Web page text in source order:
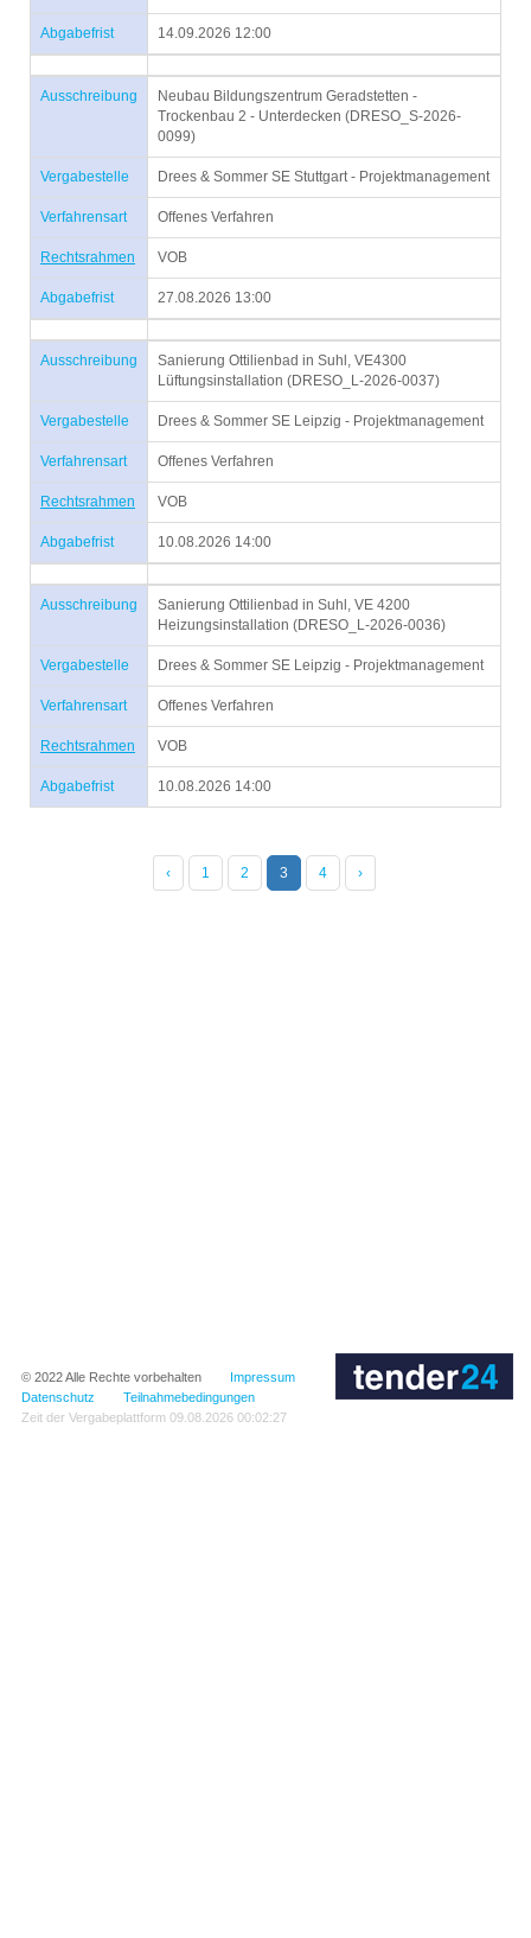
Abgabefrist 14.09.2026 12:00
Ausschreibung
Neubau Bildungszentrum Geradstetten -
Trockenbau 2 - Unterdecken (DRESO_S-2026-
0099)
Vergabestelle Drees & Sommer SE Stuttgart - Projektmanagement
Verfahrensart Offenes Verfahren
Rechtsrahmen VOB
Abgabefrist 27.08.2026 13:00
Ausschreibung
Sanierung Ottilienbad in Suhl, VE4300
Lüftungsinstallation (DRESO_L-2026-0037)
Vergabestelle Drees & Sommer SE Leipzig - Projektmanagement
Verfahrensart Offenes Verfahren
Rechtsrahmen VOB
Abgabefrist 10.08.2026 14:00
Ausschreibung
Sanierung Ottilienbad in Suhl, VE 4200
Heizungsinstallation (DRESO_L-2026-0036)
Vergabestelle Drees & Sommer SE Leipzig - Projektmanagement
Verfahrensart Offenes Verfahren
Rechtsrahmen VOB
Abgabefrist 10.08.2026 14:00
‹ 1 2 3 4 ›
© 2022Alle Rechte vorbehalten
Impressum
Datenschutz
Teilnahmebedingungen
Zeit der Vergabeplattform 09.08.2026 00:02:27